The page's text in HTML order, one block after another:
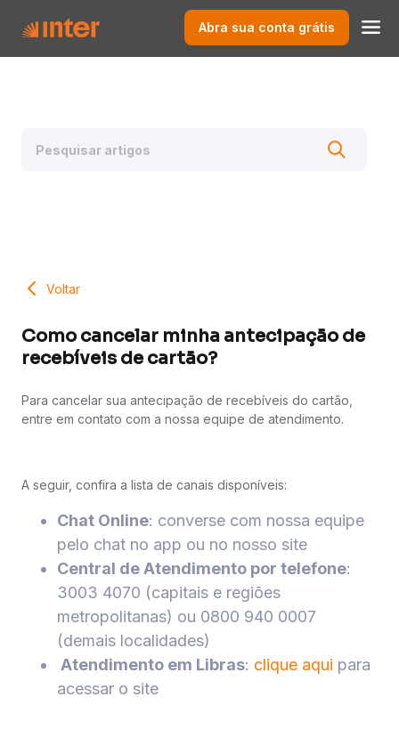
Abra sua conta grátis
Voltar
Como cancelar minha antecipação de
recebíveis de cartão?
Para cancelar sua antecipação de recebíveis do cartão,
entre em contato com a nossa equipe de atendimento.
A seguir, confira a lista de canais disponíveis:
Chat Online: converse com nossa equipe
pelo chat no app ou no nosso site
Central de Atendimento por telefone:
3003 4070 (capitais e regiões
metropolitanas) ou 0800 940 0007
(demais localidades)
Atendimento em Libras: clique aqui para
acessar o site